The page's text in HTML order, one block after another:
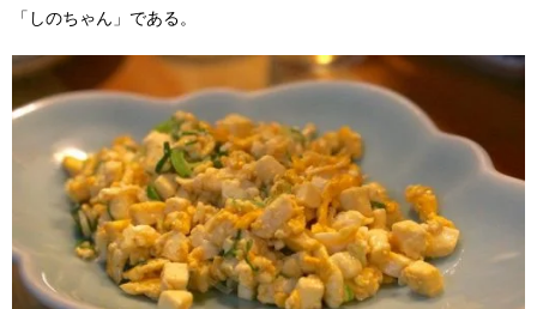
「しのちゃん」である。